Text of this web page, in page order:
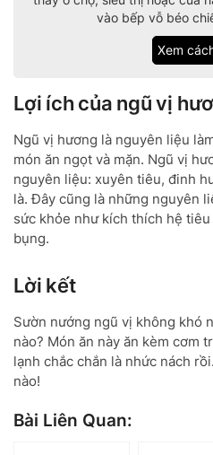
vào bếp vỗ béo
Xem
Lợi ích của ngũ vị
Ngũ vị hương là nguyên liệu
món ăn ngọt và mặn. Ngũ vị
nguyên liệu: xuyên tiêu, đinh
là. Đây cũng là những nguyên
sức khỏe như kích thích hệ tiêu
bụng.
Lời kết
Sườn nướng ngũ vị không khó
nào? Món ăn này ăn kèm cơm
lạnh chắc chắn là nhức nách
nào!
Bài Liên Quan: